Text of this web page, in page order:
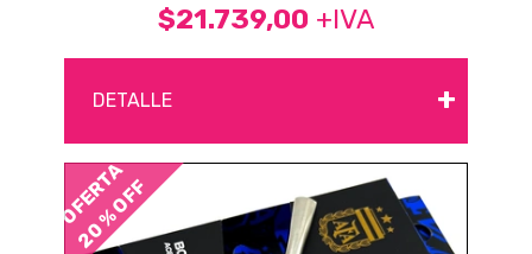
$21.739,00 +IVA
DETALLE +
OFERTA
20 % OFF